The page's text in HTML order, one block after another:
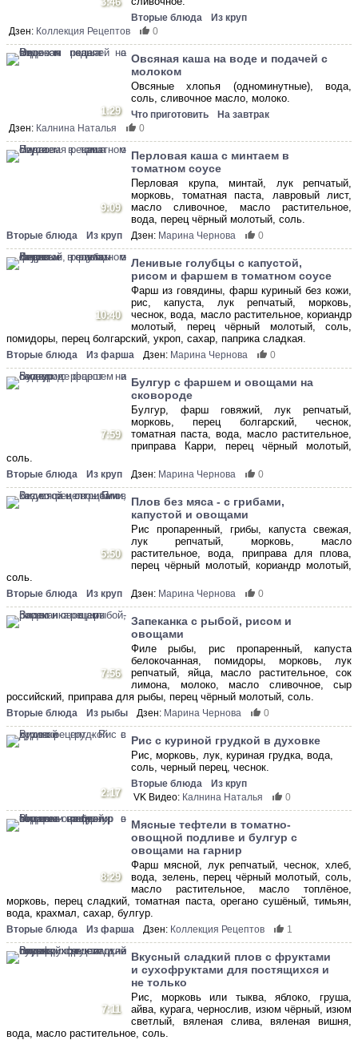
Вторые блюда
Из круп
Дзен: Коллекция Рецептов 0
1:29
Овсяная каша на воде и подачей с
молоком
Овсяные хлопья (одноминутные), вода,
соль, сливочное масло, молоко.
Что приготовить
На завтрак
Дзен: Калнина Наталья 0
9:09
Перловая каша с минтаем в
томатном соусе
Перловая крупа, минтай, лук репчатый,
морковь, томатная паста, лавровый лист,
масло сливочное, масло растительное,
вода, перец чёрный молотый, соль.
Вторые блюда Из круп Дзен: Марина Чернова 0
10:40
Ленивые голубцы с капустой,
рисом и фаршем в томатном соусе
Фарш из говядины, фарш куриный без кожи,
рис, капуста, лук репчатый, морковь,
чеснок, вода, масло растительное, кориандр
молотый, перец чёрный молотый, соль,
помидоры, перец болгарский, укроп, сахар, паприка сладкая.
Вторые блюда Из фарша Дзен: Марина Чернова 0
7:59
Булгур с фаршем и овощами на
сковороде
Булгур, фарш говяжий, лук репчатый,
морковь, перец болгарский, чеснок,
томатная паста, вода, масло растительное,
приправа Карри, перец чёрный молотый,
соль.
Вторые блюда Из круп Дзен: Марина Чернова 0
5:50
Плов без мяса - с грибами,
капустой и овощами
Рис пропаренный, грибы, капуста свежая,
лук репчатый, морковь, масло
растительное, вода, приправа для плова,
перец чёрный молотый, кориандр молотый,
соль.
Вторые блюда Из круп Дзен: Марина Чернова 0
7:56
Запеканка с рыбой, рисом и
овощами
Филе рыбы, рис пропаренный, капуста
белокочанная, помидоры, морковь, лук
репчатый, яйца, масло растительное, сок
лимона, молоко, масло сливочное, сыр
российский, приправа для рыбы, перец чёрный молотый, соль.
Вторые блюда Из рыбы Дзен: Марина Чернова 0
2:17
Рис с куриной грудкой в духовке
Рис, морковь, лук, куриная грудка, вода,
соль, черный перец, чеснок.
Вторые блюда
Из круп
VK Видео: Калнина Наталья 0
8:29
Мясные тефтели в томатно-
овощной подливе и булгур с
овощами на гарнир
Фарш мясной, лук репчатый, чеснок, хлеб,
вода, зелень, перец чёрный молотый, соль,
масло растительное, масло топлёное,
морковь, перец сладкий, томатная паста, орегано сушёный, тимьян,
вода, крахмал, сахар, булгур.
Вторые блюда Из фарша Дзен: Коллекция Рецептов 1
7:11
Вкусный сладкий плов с фруктами
и сухофруктами для постящихся и
не только
Рис, морковь или тыква, яблоко, груша,
айва, курага, чернослив, изюм чёрный, изюм
светлый, вяленая слива, вяленая вишня,
вода, масло растительное, соль.